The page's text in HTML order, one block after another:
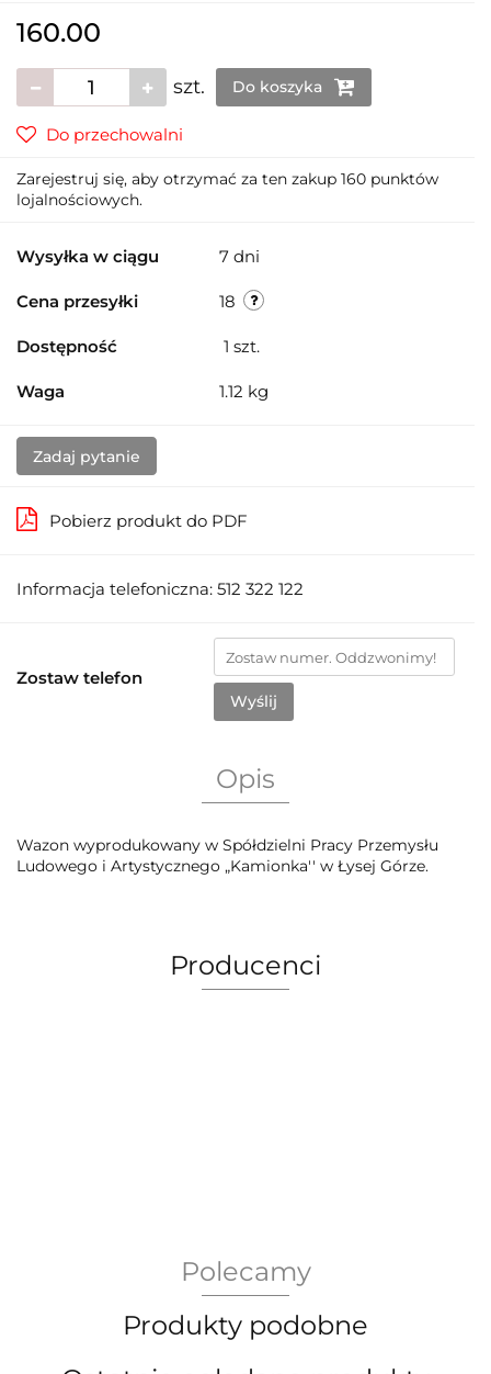
160.00
szt. Do koszyka
Do przechowalni
Zarejestruj się, aby otrzymać za ten zakup 160 punktów
lojalnościowych.
Wysyłka w ciągu 7 dni
Cena przesyłki 18
Dostępność 1 szt.
Waga 1.12 kg
Zadaj pytanie
Pobierz produkt do PDF
Informacja telefoniczna: 512 322 122
Zostaw telefon
Wyślij
Opis
Wazon wyprodukowany w Spółdzielni Pracy Przemysłu
Ludowego i Artystycznego „Kamionka'' w Łysej Górze.
Producenci
Bergdala Glasbruk
Polecamy
Produkty podobne